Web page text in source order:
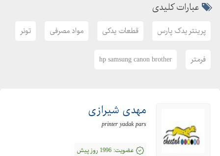
عبارات کلیدی
پرینتر یدک پارس قطعات یدکی مواد مصرفی تونر
فرمتر hp samsung canon brother
مهدی شیرازی
printer yadak pars
عضویت: 1996 روز پیش